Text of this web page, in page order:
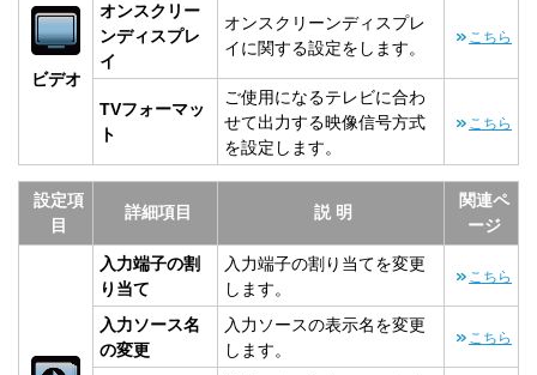
ビデオ
オンスクリー
ンディスプレ
イ
オンスクリーンディスプレ
イに関する設定をします。
こちら
TVフォーマッ
ト
ご使用になるテレビに合わ
せて出力する映像信号方式
を設定します。
こちら
設定項
目
詳細項目 説 明
関連ペ
ージ
入力端子の割
り当て
入力端子の割り当てを変更
します。
こちら
入力ソース名
の変更
入力ソースの表示名を変更
します。
こちら